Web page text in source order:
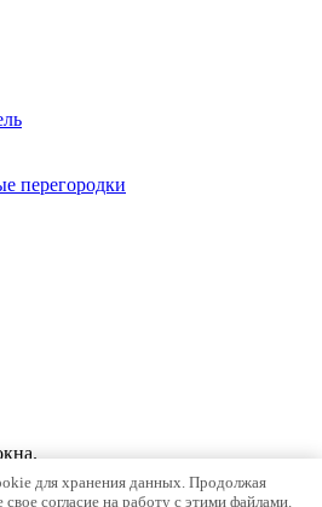
перегородки
HTML и шорткоды.
для хранения данных. Продолжая
согласие на работу с этими файлами.